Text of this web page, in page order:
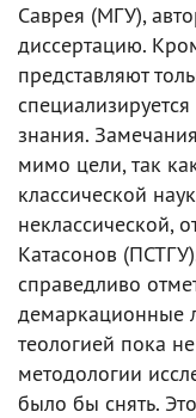
Саврея (МГУ),
диссертацию.
представляют
знания.
мимо цели, так
классической
неклассической,
Катасонов
справедливо
демаркационные
теологией пока
методологии
было бы снять.